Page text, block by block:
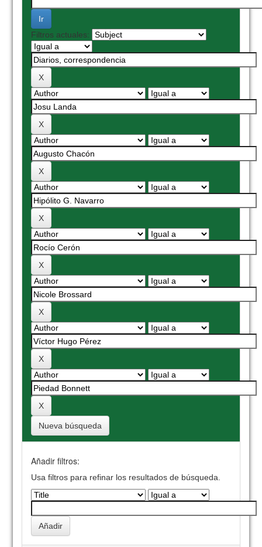
Filtros actuales:
Nueva búsqueda
Añadir filtros:
Usa filtros para refinar los resultados de búsqueda.